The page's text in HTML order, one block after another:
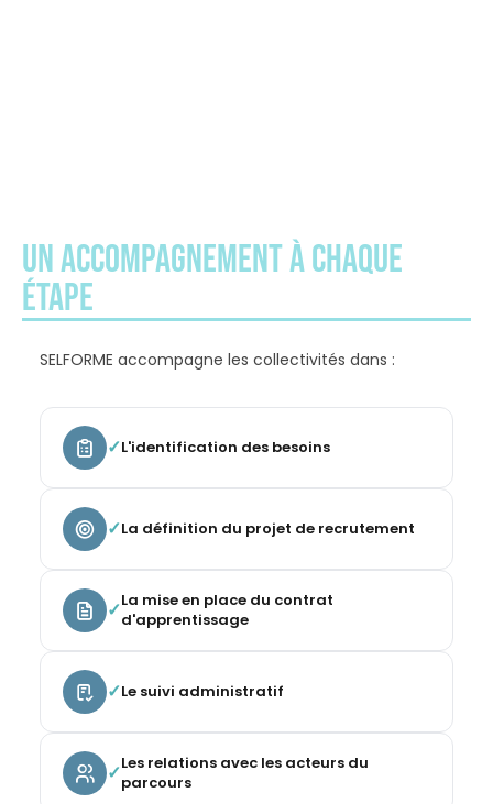
Un accompagnement à chaque
étape
SELFORME accompagne les collectivités dans :
✓L'identification des besoins
✓La définition du projet de recrutement
✓La mise en place du contrat
d'apprentissage
✓Le suivi administratif
✓Les relations avec les acteurs du
parcours